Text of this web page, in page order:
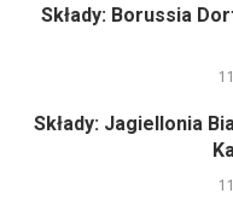
Składy: Borussia
Składy: Jagiellonia